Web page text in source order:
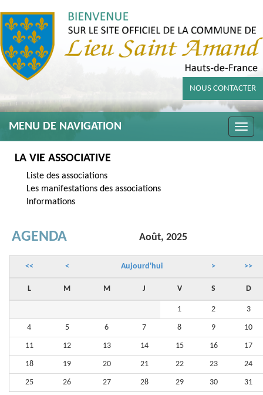
NOUS CONTACTER
Toggle
MENU DE NAVIGATION
LA VIE ASSOCIATIVE
Liste des associations
Les manifestations des associations
Informations
AGENDA Août, 2025
<< < Aujourd'hui > >>
L M M J V S D
1 2 3
4 5 6 7 8 9 10
11 12 13 14 15 16 17
18 19 20 21 22 23 24
25 26 27 28 29 30 31